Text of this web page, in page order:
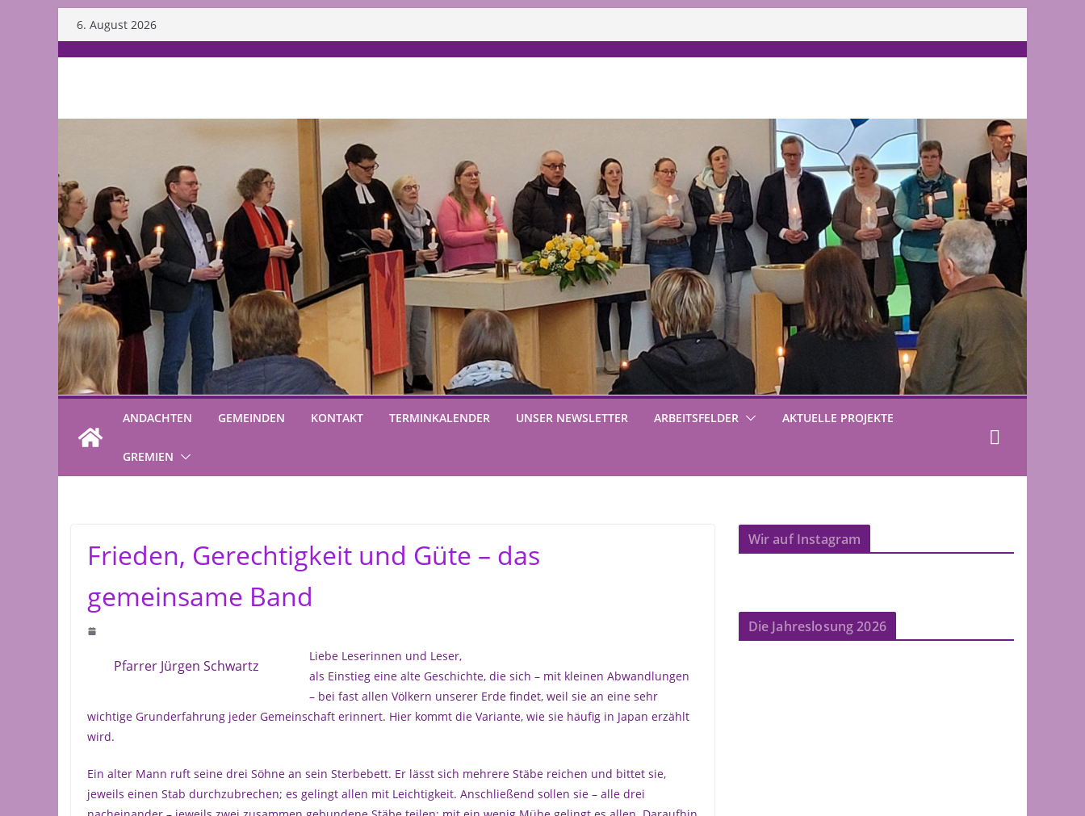
Skip
to
6. August 2026
ANDACHTEN GEMEINDEN KONTAKT TERMINKALENDER UNSER NEWSLETTER ARBEITSFELDER AKTUELLE PROJEKTE
GREMIEN
Frieden, Gerechtigkeit und Güte – das
gemeinsame Band
Pfarrer Jürgen Schwartz
Liebe Leserinnen und Leser,
als Einstieg eine alte Geschichte, die sich – mit kleinen Abwandlungen
– bei fast allen Völkern unserer Erde findet, weil sie an eine sehr
wichtige Grunderfahrung jeder Gemeinschaft erinnert. Hier kommt die Variante, wie sie häufig in Japan erzählt
wird.
Ein alter Mann ruft seine drei Söhne an sein Sterbebett. Er lässt sich mehrere Stäbe reichen und bittet sie,
jeweils einen Stab durchzubrechen; es gelingt allen mit Leichtigkeit. Anschließend sollen sie – alle drei
Wir auf Instagram
Die Jahreslosung 2026